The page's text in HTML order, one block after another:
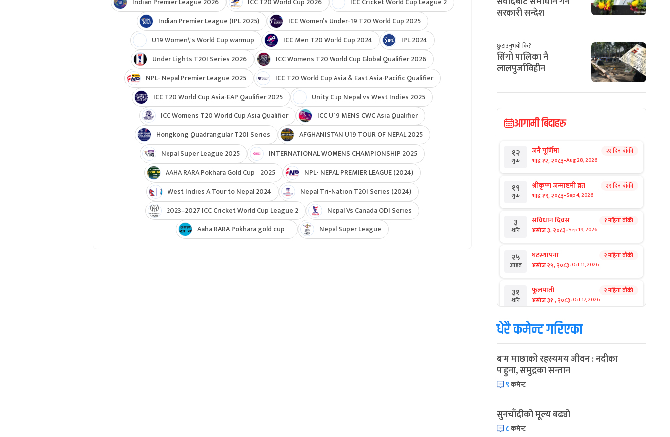
Indian Premier League 2026 ICC T20 World Cup 2026
ICC Cricket World Cup League 2
Indian Premier League (IPL 2025)
ICC Women’s Under-19 T20 World Cup 2025
U19 Women\'s World Cup warmup
ICC Men T20 World Cup 2024
IPL 2024
Under Lights T20I Series 2026
ICC Womens T20 World Cup Global Qualifier 2026
NPL- Nepal Premier League 2025
ICC T20 World Cup Asia & East Asia-Pacific Qualifier
ICC T20 World Cup Asia-EAP Qaulifier 2025
Unity Cup Nepal vs West Indies 2025
ICC Womens T20 World Cup Asia Qualifier
ICC U19 MENS CWC Asia Qualifier
Hongkong Quadrangular T20I Series
AFGHANISTAN U19 TOUR OF NEPAL 2025
Nepal Super League 2025
INTERNATIONAL WOMENS CHAMPIONSHIP 2025
AAHA RARA Pokhara Gold Cup 2025
NPL- NEPAL PREMIER LEAGUE (2024)
West Indies A Tour to Nepal 2024
Nepal Tri-Nation T20I Series (2024)
2023–2027 ICC Cricket World Cup League 2
Nepal Vs Canada ODI Series
Aaha RARA Pokhara gold cup
Nepal Super League
सरकारी सन्देश
छुटाउनुभयो कि?
सिंगो पालिका नै
लालपुर्जाविहीन
आगामी बिदाहरु
१२
शुक्र
जनै पूर्णिमा
भाद्र १२, २०८३-Aug 28, 2026
२२ दिन बाँकी
१९
शुक्र
श्रीकृष्ण जन्माष्टमी व्रत
भाद्र १९, २०८३-Sep 4, 2026
२९ दिन बाँकी
३
शनि
संविधान दिवस
असोज ३, २०८३-Sep 19, 2026
१ महिना बाँकी
२५
आइत
घटस्थापना
असोज २५, २०८३-Oct 11, 2026
२ महिना बाँकी
३१
शनि
फूलपाती
असोज ३१ , २०८३-Oct 17, 2026
२ महिना बाँकी
१
आइत
कार्तिक सङ्क्रान्ति
कार्तिक १, २०८३-Oct 18, 2026
३
मंगल
महानवमी
कार्तिक ३, २०८३-
२ महिना बाँकी
४
५
धेरै कमेन्ट गरिएका
बाम माछाको रहस्यमय जीवन : नदीका
पाहुना, समुद्रका सन्तान
९कमेन्ट
सुनचाँदीको मूल्य बढ्यो
८कमेन्ट